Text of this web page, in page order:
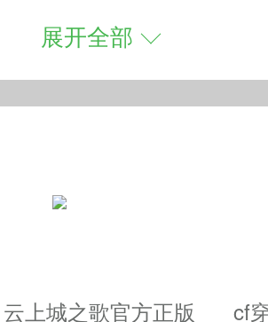
奇时代网络有限公
玩法，还进行了全
展开全部
云上城之歌官方正版
cf